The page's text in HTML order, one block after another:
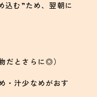
込む”ため、翌朝に
だとさらに◎）
・汁少なめがおす